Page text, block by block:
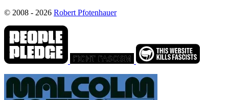
© 2008 - 2026 Robert Pfotenhauer